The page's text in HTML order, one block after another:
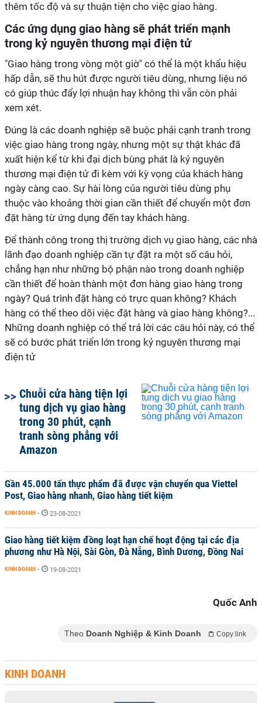
thêm tốc độ và sự thuận tiện cho việc giao hàng.
Các ứng dụng giao hàng sẽ phát triển mạnh
trong kỷ nguyên thương mại điện tử
"Giao hàng trong vòng một giờ" có thể là một khẩu hiệu
hấp dẫn, sẽ thu hút được người tiêu dùng, nhưng liệu nó
có giúp thúc đẩy lợi nhuận hay không thì vẫn còn phải
xem xét.
Đúng là các doanh nghiệp sẽ buộc phải cạnh tranh trong
việc giao hàng trong ngày, nhưng một sự thật khác đã
xuất hiện kể từ khi đại dịch bùng phát là kỷ nguyên
thương mại điện tử đi kèm với kỳ vọng của khách hàng
ngày càng cao. Sự hài lòng của người tiêu dùng phụ
thuộc vào khoảng thời gian cần thiết để chuyển một đơn
đặt hàng từ ứng dụng đến tay khách hàng.
Để thành công trong thị trường dịch vụ giao hàng, các nhà
lãnh đạo doanh nghiệp cần tự đặt ra một số câu hỏi,
chẳng hạn như những bộ phận nào trong doanh nghiệp
cần thiết để hoàn thành một đơn hàng giao hàng trong
ngày? Quá trình đặt hàng có trực quan không? Khách
hàng có thể theo dõi việc đặt hàng và giao hàng không?...
Những doanh nghiệp có thể trả lời các câu hỏi này, có thể
sẽ có bước phát triển lớn trong kỷ nguyên thương mại
điện tử
Chuỗi cửa hàng tiện lợi
tung dịch vụ giao hàng
trong 30 phút, cạnh
tranh sòng phẳng với
Amazon
Gần 45.000 tấn thực phẩm đã được vận chuyển qua Viettel
Post, Giao hàng nhanh, Giao hàng tiết kiệm
KINH DOANH - 23-08-2021
Giao hàng tiết kiệm đồng loạt hạn chế hoạt động tại các địa
phương như Hà Nội, Sài Gòn, Đà Nẵng, Bình Dương, Đồng Nai
KINH DOANH - 19-08-2021
Quốc Anh
Theo Doanh Nghiệp & Kinh Doanh Copy link
KINH DOANH